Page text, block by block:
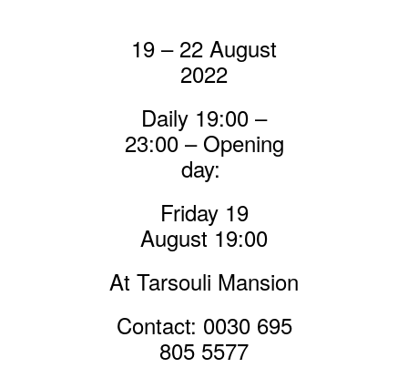
19 – 22 August
2022
Daily 19:00 –
23:00 – Opening
day:
Friday 19
August 19:00
At Tarsouli Mansion
Contact: 0030 695
805 5577